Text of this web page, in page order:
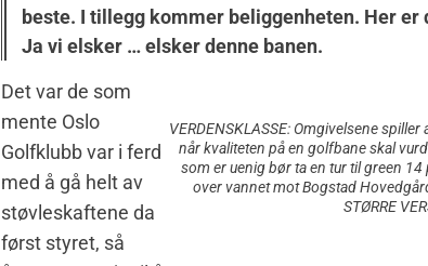
beste. I tillegg kommer beliggenheten. Her
Ja vi elsker … elsker denne banen.
VERDENSKLASSE: Omgivelsene spiller
når kvaliteten på en golfbane skal
som er uenig bør ta en tur til green
over vannet mot Bogstad
STØRRE
Det var de som
mente Oslo
Golfklubb var i ferd
med å gå helt av
støvleskaftene da
først styret, så